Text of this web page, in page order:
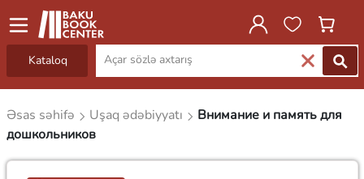
Kataloq
Əsas səhifə Uşaq ədəbiyyatı
Внимание и память для
дошкольников